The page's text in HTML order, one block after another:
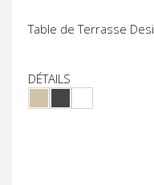
Table de Terrasse
DÉTAILS